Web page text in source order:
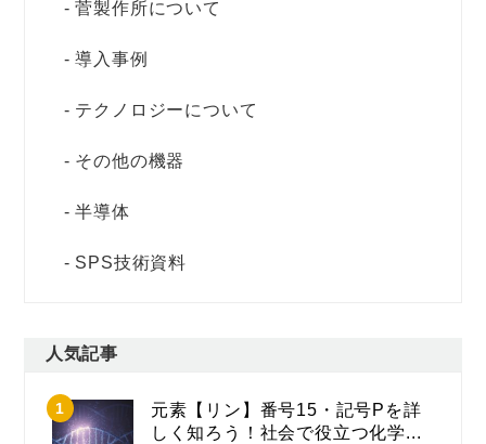
菅製作所について
導入事例
テクノロジーについて
その他の機器
半導体
SPS技術資料
人気記事
元素【リン】番号15・記号Pを詳
しく知ろう！社会で役立つ化学...